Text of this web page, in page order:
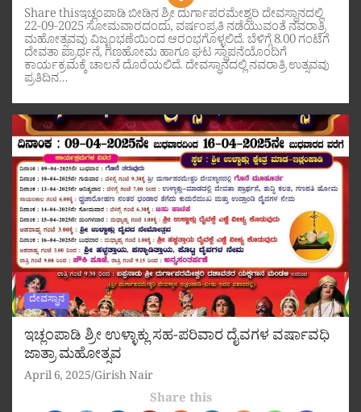
Share thisಇಚ್ಲಂಪಾಡಿ ಬೀಡಿನ ಶ್ರೀ ದುರ್ಗಾಪರಮೇಶ್ವರಿ ದೇವಸ್ಥಾನದಲ್ಲಿ
22-09-2025 ಸೋಮವಾರದಂದು, ವರ್ಷಂಪ್ರತಿ ನಡೆಯುವಂತೆ ನವರಾತ್ರಿ
ಮಹೋತ್ಸವವು ವಿಜೃಂಭಣೆಯಿಂದ ಆರಂಭಗೊಳ್ಳಲಿದೆ. ಬೆಳಿಗ್ಗೆ 8.00 ಗಂಟೆಗೆ
ದೇವತಾ ಪ್ರಾರ್ಥನೆ, ಗಣಹೋಮ ಹಾಗೂ ಘಟ ಸ್ಥಾಪನೆಯೊಂದಿಗೆ
ಕಾರ್ಯಕ್ರಮಕ್ಕೆ ಚಾಲನೆ ದೊರೆಯಲಿದೆ. ದೇವಸ್ಥಾನದಲ್ಲಿ ನವರಾತ್ರಿ ಉತ್ಸವವು
ಪ್ರತಿದಿನ…
ದೇವಸ್ಥಾನ
ಇಚ್ಲಂಪಾಡಿ ಶ್ರೀ ಉಳ್ಳಾಕ್ಲು ಸಹ-ಪರಿವಾರ ದೈವಗಳ ವರ್ಷಾವಧಿ
ಜಾತ್ರಾ ಮಹೋತ್ಸವ
April 6, 2025 Girish Nair
Share this